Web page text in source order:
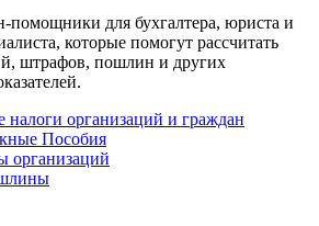
помощники для бухгалтера, юриста и
которые помогут рассчитать
штрафов, пошлин и других
организаций и граждан
Пособия
организаций